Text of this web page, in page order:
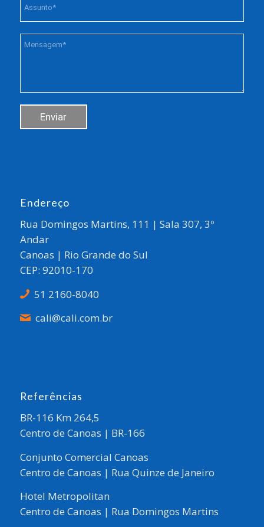
Endereço
Rua Domingos Martins, 111 | Sala 307, 3º
Andar
Canoas | Rio Grande do Sul
CEP: 92010-170
51 2160-8040
cali@cali.com.br
Referências
BR-116 Km 264,5
Centro de Canoas | BR-166
Conjunto Comercial Canoas
Centro de Canoas | Rua Quinze de Janeiro
Hotel Metropolitan
Centro de Canoas | Rua Domingos Martins